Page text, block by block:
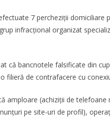
7 percheziţii domiciliare
infracţional organizat
că bancnotele falsificate din
filieră de contrafacere cu
amploare (achiziţii de
pe site-uri de profil),